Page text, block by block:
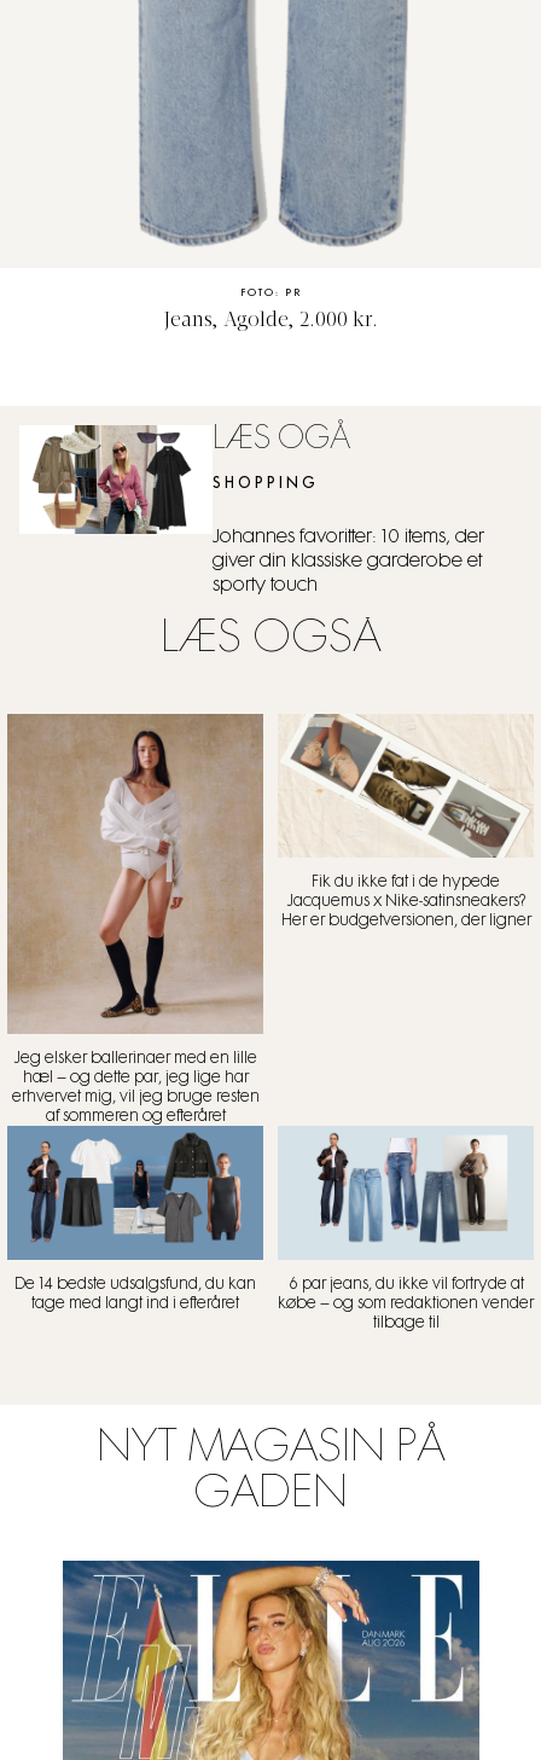
FOTO: PR
Jeans, Agolde, 2.000 kr.
LÆS OGÅ
SHOPPING
Johannes favoritter: 10 items, der
giver din klassiske garderobe et
sporty touch
LÆS OGSÅ
Jeg elsker ballerinaer med en lille
hæl – og dette par, jeg lige har
erhvervet mig, vil jeg bruge resten
af sommeren og efteråret
Fik du ikke fat i de hypede
Jacquemus x Nike-satinsneakers?
Her er budgetversionen, der ligner
De 14 bedste udsalgsfund, du kan
tage med langt ind i efteråret
6 par jeans, du ikke vil fortryde at
købe – og som redaktionen vender
tilbage til
NYT MAGASIN PÅ
GADEN